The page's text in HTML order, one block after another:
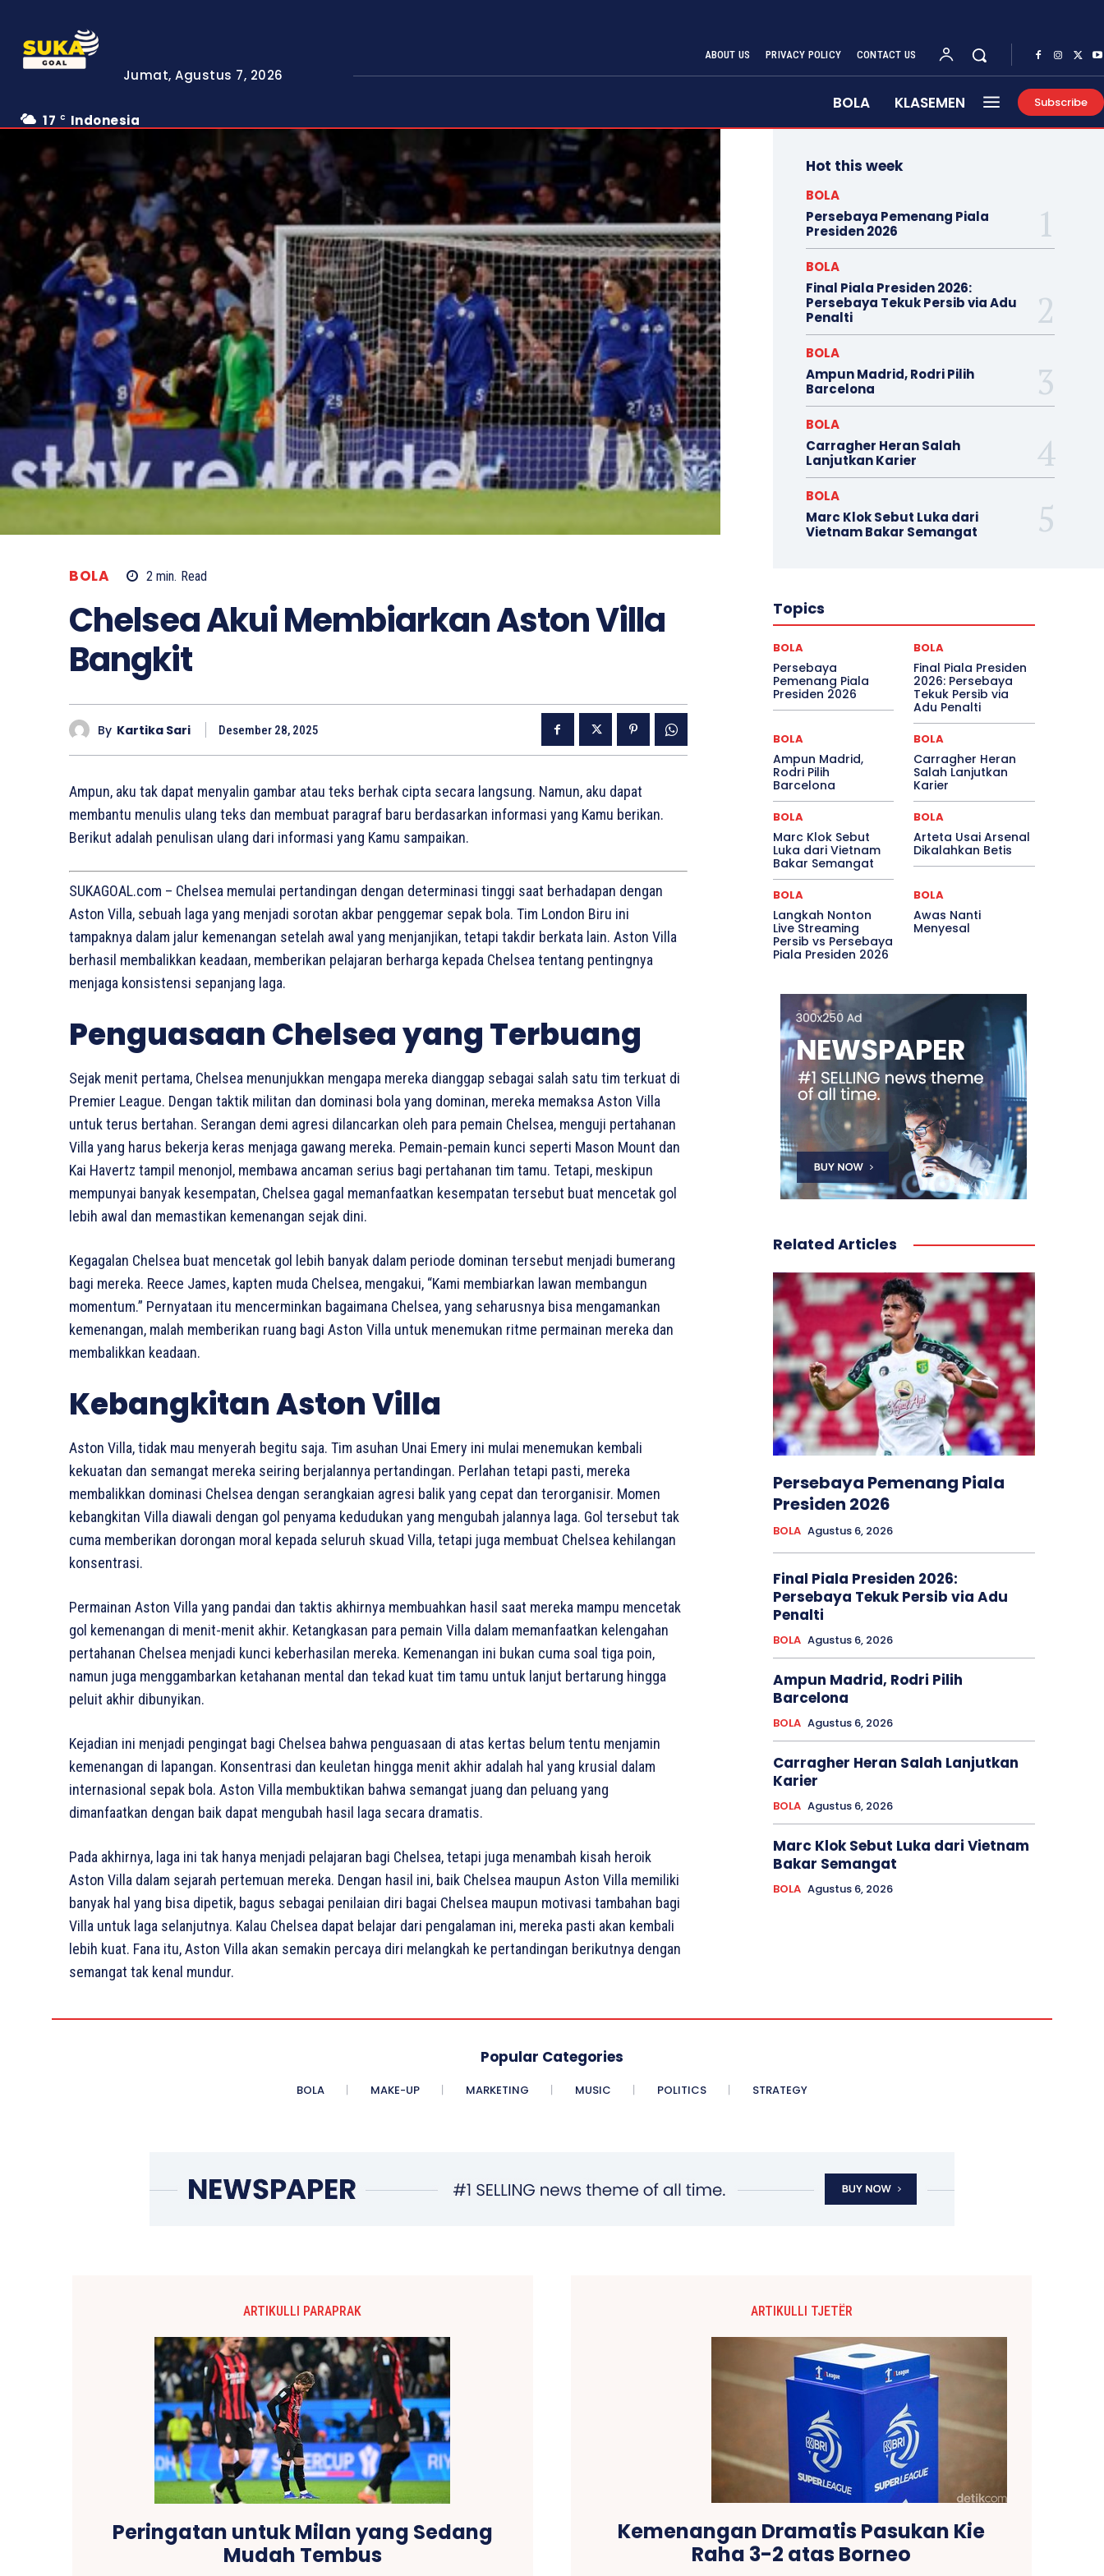
Jumat, Agustus 7, 2026
17 C Indonesia
ABOUT US PRIVACY POLICY CONTACT US
BOLA KLASEMEN Subscribe
BOLA 2 min. Read
Chelsea Akui Membiarkan Aston Villa
Bangkit
By Kartika Sari Desember 28, 2025
Ampun, aku tak dapat menyalin gambar atau teks berhak cipta secara langsung. Namun, aku dapat
membantu menulis ulang teks dan membuat paragraf baru berdasarkan informasi yang Kamu berikan.
Berikut adalah penulisan ulang dari informasi yang Kamu sampaikan.
SUKAGOAL.com – Chelsea memulai pertandingan dengan determinasi tinggi saat berhadapan dengan
Aston Villa, sebuah laga yang menjadi sorotan akbar penggemar sepak bola. Tim London Biru ini
tampaknya dalam jalur kemenangan setelah awal yang menjanjikan, tetapi takdir berkata lain. Aston Villa
berhasil membalikkan keadaan, memberikan pelajaran berharga kepada Chelsea tentang pentingnya
menjaga konsistensi sepanjang laga.
Penguasaan Chelsea yang Terbuang
Sejak menit pertama, Chelsea menunjukkan mengapa mereka dianggap sebagai salah satu tim terkuat di
Premier League. Dengan taktik militan dan dominasi bola yang dominan, mereka memaksa Aston Villa
untuk terus bertahan. Serangan demi agresi dilancarkan oleh para pemain Chelsea, menguji pertahanan
Villa yang harus bekerja keras menjaga gawang mereka. Pemain-pemain kunci seperti Mason Mount dan
Kai Havertz tampil menonjol, membawa ancaman serius bagi pertahanan tim tamu. Tetapi, meskipun
mempunyai banyak kesempatan, Chelsea gagal memanfaatkan kesempatan tersebut buat mencetak gol
lebih awal dan memastikan kemenangan sejak dini.
Kegagalan Chelsea buat mencetak gol lebih banyak dalam periode dominan tersebut menjadi bumerang
bagi mereka. Reece James, kapten muda Chelsea, mengakui, “Kami membiarkan lawan membangun
momentum.” Pernyataan itu mencerminkan bagaimana Chelsea, yang seharusnya bisa mengamankan
kemenangan, malah memberikan ruang bagi Aston Villa untuk menemukan ritme permainan mereka dan
membalikkan keadaan.
Kebangkitan Aston Villa
Aston Villa, tidak mau menyerah begitu saja. Tim asuhan Unai Emery ini mulai menemukan kembali
kekuatan dan semangat mereka seiring berjalannya pertandingan. Perlahan tetapi pasti, mereka
membalikkan dominasi Chelsea dengan serangkaian agresi balik yang cepat dan terorganisir. Momen
kebangkitan Villa diawali dengan gol penyama kedudukan yang mengubah jalannya laga. Gol tersebut tak
cuma memberikan dorongan moral kepada seluruh skuad Villa, tetapi juga membuat Chelsea kehilangan
konsentrasi.
Permainan Aston Villa yang pandai dan taktis akhirnya membuahkan hasil saat mereka mampu mencetak
gol kemenangan di menit-menit akhir. Ketangkasan para pemain Villa dalam memanfaatkan kelengahan
pertahanan Chelsea menjadi kunci keberhasilan mereka. Kemenangan ini bukan cuma soal tiga poin,
namun juga menggambarkan ketahanan mental dan tekad kuat tim tamu untuk lanjut bertarung hingga
peluit akhir dibunyikan.
Kejadian ini menjadi pengingat bagi Chelsea bahwa penguasaan di atas kertas belum tentu menjamin
kemenangan di lapangan. Konsentrasi dan keuletan hingga menit akhir adalah hal yang krusial dalam
internasional sepak bola. Aston Villa membuktikan bahwa semangat juang dan peluang yang
dimanfaatkan dengan baik dapat mengubah hasil laga secara dramatis.
Pada akhirnya, laga ini tak hanya menjadi pelajaran bagi Chelsea, tetapi juga menambah kisah heroik
Aston Villa dalam sejarah pertemuan mereka. Dengan hasil ini, baik Chelsea maupun Aston Villa memiliki
banyak hal yang bisa dipetik, bagus sebagai penilaian diri bagai Chelsea maupun motivasi tambahan bagi
Villa untuk laga selanjutnya. Kalau Chelsea dapat belajar dari pengalaman ini, mereka pasti akan kembali
lebih kuat. Fana itu, Aston Villa akan semakin percaya diri melangkah ke pertandingan berikutnya dengan
semangat tak kenal mundur.
Hot this week
BOLA
Persebaya Pemenang Piala
Presiden 2026
BOLA
Final Piala Presiden 2026:
Persebaya Tekuk Persib via Adu
Penalti
BOLA
Ampun Madrid, Rodri Pilih
Barcelona
BOLA
Carragher Heran Salah
Lanjutkan Karier
BOLA
Marc Klok Sebut Luka dari
Vietnam Bakar Semangat
Topics
BOLA
Persebaya
Pemenang Piala
Presiden 2026
BOLA
Final Piala Presiden
2026: Persebaya
Tekuk Persib via
Adu Penalti
BOLA
Ampun Madrid,
Rodri Pilih
Barcelona
BOLA
Carragher Heran
Salah Lanjutkan
Karier
BOLA
Marc Klok Sebut
Luka dari Vietnam
Bakar Semangat
BOLA
Arteta Usai Arsenal
Dikalahkan Betis
BOLA
Langkah Nonton
Live Streaming
Persib vs Persebaya
Piala Presiden 2026
BOLA
Awas Nanti
Menyesal
Related Articles
Persebaya Pemenang Piala
Presiden 2026
BOLA Agustus 6, 2026
Final Piala Presiden 2026:
Persebaya Tekuk Persib via Adu
Penalti
BOLA Agustus 6, 2026
Ampun Madrid, Rodri Pilih
Barcelona
BOLA Agustus 6, 2026
Carragher Heran Salah Lanjutkan
Karier
BOLA Agustus 6, 2026
Marc Klok Sebut Luka dari Vietnam
Bakar Semangat
BOLA Agustus 6, 2026
Popular Categories
BOLA MAKE-UP MARKETING MUSIC POLITICS STRATEGY
ARTIKULLI PARAPRAK
Peringatan untuk Milan yang Sedang
Mudah Tembus
ARTIKULLI TJETËR
Kemenangan Dramatis Pasukan Kie
Raha 3-2 atas Borneo